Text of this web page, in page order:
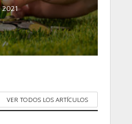
VER TODOS LOS ARTÍCULOS